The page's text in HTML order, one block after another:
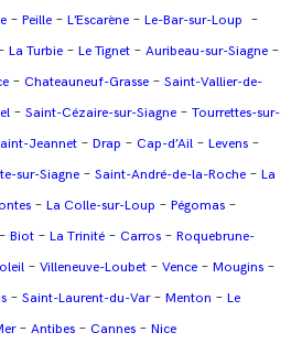
– Peille – L’Escarène – Le-Bar-sur-Loup –
La Turbie – Le Tignet – Auribeau-sur-Siagne –
– Chateauneuf-Grasse – Saint-Vallier-de-
– Saint-Cézaire-sur-Siagne – Tourrettes-sur-
Jeannet – Drap – Cap-d’Ail – Levens –
sur-Siagne – Saint-André-de-la-Roche – La
– La Colle-sur-Loup – Pégomas –
– Biot – La Trinité – Carros – Roquebrune-
– Villeneuve-Loubet – Vence – Mougins –
– Saint-Laurent-du-Var– Menton – Le
– Antibes – Cannes – Nice